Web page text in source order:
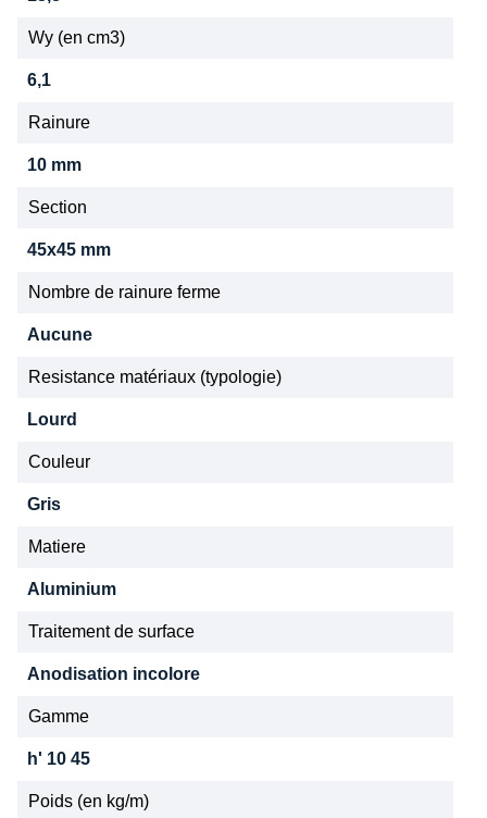
Wy (en cm3)
6,1
Rainure
10 mm
Section
45x45 mm
Nombre de rainure ferme
Aucune
Resistance matériaux (typologie)
Lourd
Couleur
Gris
Matiere
Aluminium
Traitement de surface
Anodisation incolore
Gamme
h' 10 45
Poids (en kg/m)